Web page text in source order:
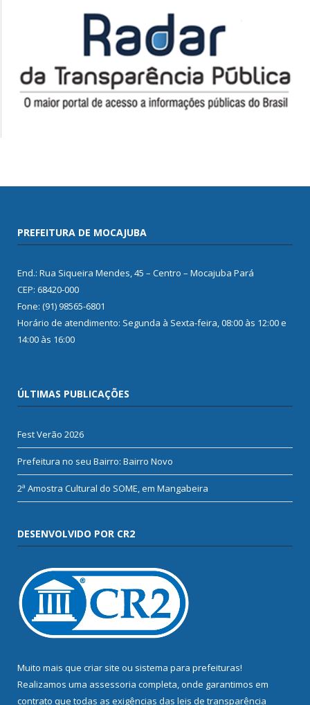
PREFEITURA DE MOCAJUBA
End.: Rua Siqueira Mendes, 45 – Centro – Mocajuba Pará
CEP: 68420-000
Fone: (91) 98565-6801
Horário de atendimento: Segunda à Sexta-feira, 08:00 às 12:00 e
14:00 às 16:00
ÚLTIMAS PUBLICAÇÕES
Fest Verão 2026
Prefeitura no seu Bairro: Bairro Novo
2ª Amostra Cultural do SOME, em Mangabeira
DESENVOLVIDO POR CR2
Muito mais que criar site ou sistema para prefeituras!
Realizamos uma assessoria completa, onde garantimos em
contrato que todas as exigências das leis de transparência